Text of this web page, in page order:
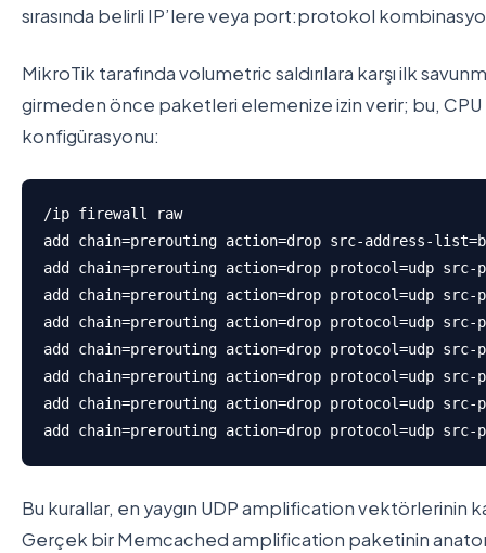
sırasında belirli IP’lere veya port:protokol
MikroTik tarafında volumetric saldırılara karşı ilk
girmeden önce paketleri elemenize izin verir; bu, CPU
konfigürasyonu:
/ip firewall raw
add chain=prerouting action=drop src-address-
add chain=prerouting action=drop protocol=udp src-
add chain=prerouting action=drop protocol=udp src-
add chain=prerouting action=drop protocol=udp src-
add chain=prerouting action=drop protocol=udp src-
add chain=prerouting action=drop protocol=udp src-
add chain=prerouting action=drop protocol=udp src-
add chain=prerouting action=drop protocol=udp src-
Bu kurallar, en yaygın UDP amplification
Gerçek bir Memcached amplification paketinin